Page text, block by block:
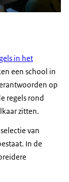
in het
een school in
op
regels rond
zitten.
van
In de